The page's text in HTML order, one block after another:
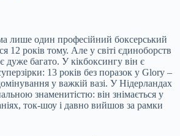
лише один професійний боксерський
12 років тому. Але у світі єдиноборств
дуже багато. У кікбоксингу він є
13 років без поразок у Glory –
у важкій вазі. У Нідерландах
знаменитістю: він знімається у
ток-шоу і давно вийшов за рамки